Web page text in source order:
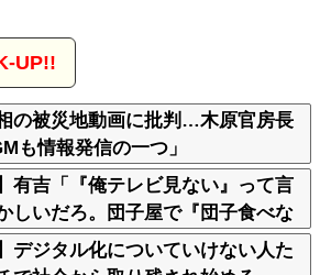
UP!!
の被災地動画に批判…木原官房長
も情報発信の一つ」
有吉「『俺テレビ見ない』って言
しいだろ。団子屋で『団子食べな
言うか？」
デジタル化についていけない人た